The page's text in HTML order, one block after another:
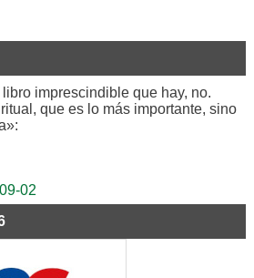
imprescindible que hay, no.
que es lo más importante, sino